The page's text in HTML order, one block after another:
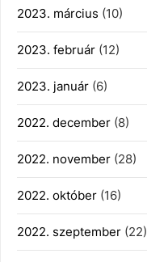
2023. március (10)
2023. február (12)
2023. január (6)
2022. december (8)
2022. november (28)
2022. október (16)
2022. szeptember (22)